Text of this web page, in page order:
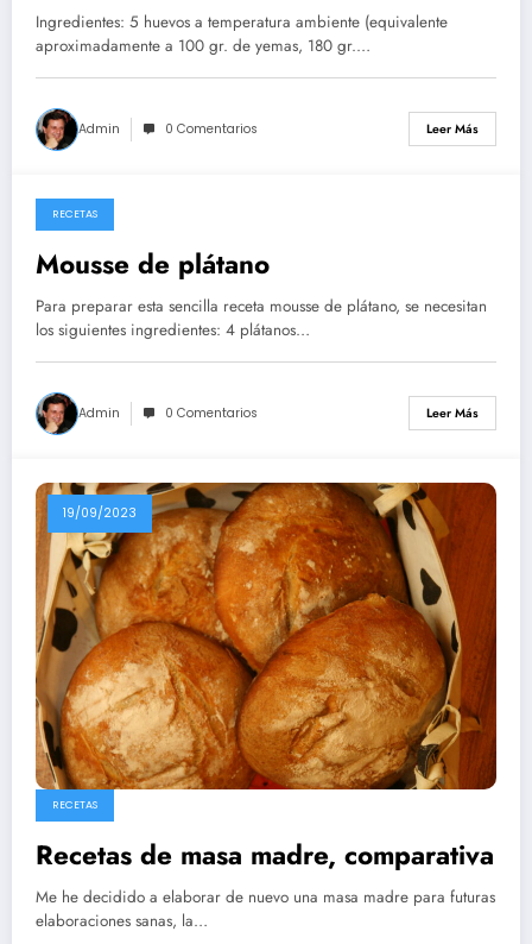
Ingredientes: 5 huevos a temperatura ambiente (equivalente
aproximadamente a 100 gr. de yemas, 180 gr.…
Admin 0 Comentarios Leer Más
14/05/2026
RECETAS
Mousse de plátano
Para preparar esta sencilla receta mousse de plátano, se necesitan
los siguientes ingredientes: 4 plátanos…
Admin 0 Comentarios Leer Más
19/09/2023
RECETAS
Recetas de masa madre, comparativa
Me he decidido a elaborar de nuevo una masa madre para futuras
elaboraciones sanas, la…